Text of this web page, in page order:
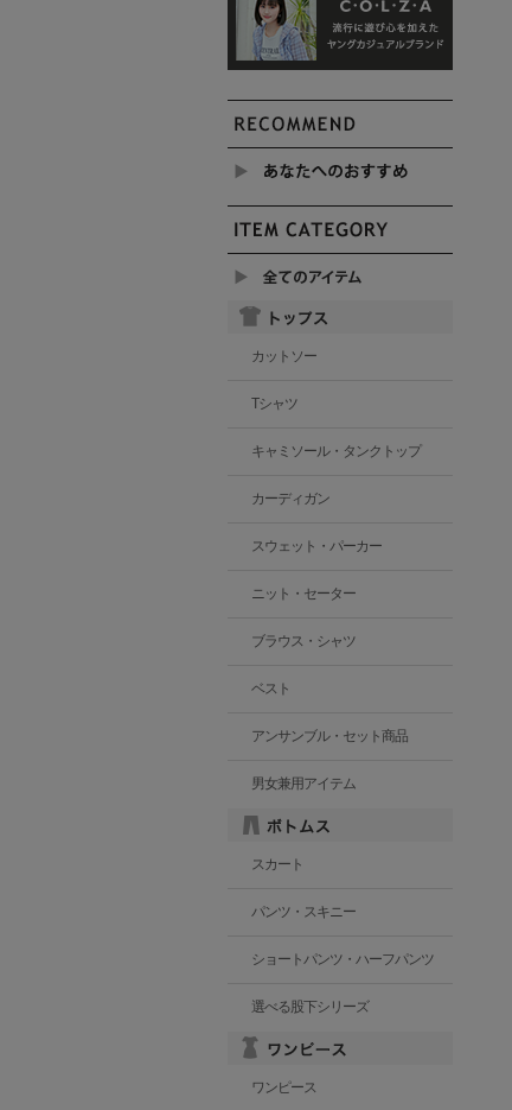
カットソー
Tシャツ
キャミソール・タンクトップ
カーディガン
スウェット・パーカー
ニット・セーター
ブラウス・シャツ
ベスト
アンサンブル・セット商品
男女兼用アイテム
スカート
パンツ・スキニー
ショートパンツ・ハーフパンツ
選べる股下シリーズ
ワンピース